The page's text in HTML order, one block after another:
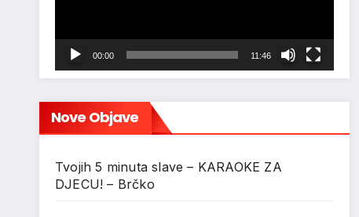
00:00 11:46
Nove Objave
Tvojih 5 minuta slave – KARAOKE ZA
DJECU! – Brčko